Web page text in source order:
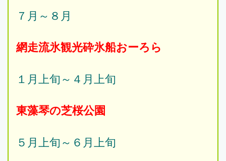
７月～８月
網走流氷観光砕氷船おーろら
１月上旬～４月上旬
東藻琴の芝桜公園
５月上旬～６月上旬